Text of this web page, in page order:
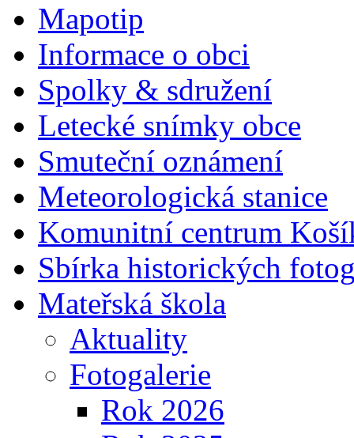
Mapotip
Informace o obci
Spolky & sdružení
Letecké snímky obce
Smuteční oznámení
Meteorologická stanice
Komunitní centrum
Sbírka historických
Mateřská škola
Aktuality
Fotogalerie
Rok 2026